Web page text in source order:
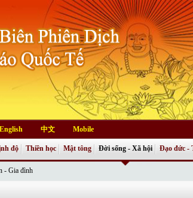
English 中文 Mobile
độ Thiền học Mật tông Đời sống - Xã hội
- Gia đình
Đạo đức -